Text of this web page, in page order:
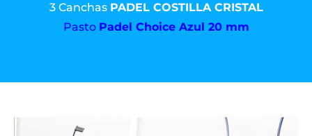
3 Canchas PADEL COSTILLA CRISTAL
Pasto Padel Choice Azul 20 mm